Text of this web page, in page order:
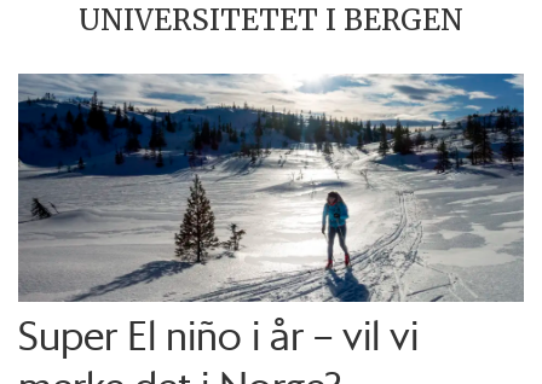
UNIVERSITETET I BERGEN
Super El niño i år – vil vi